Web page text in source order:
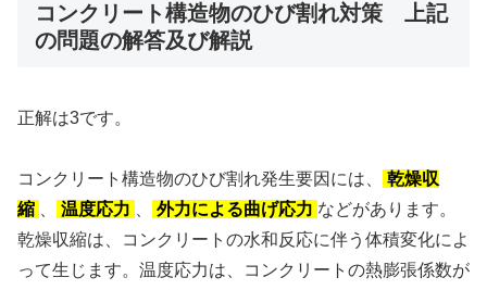
コンクリート構造物のひび割れ対策 上記
の問題の解答及び解説
正解は3です。
コンクリート構造物のひび割れ発生要因には、
乾燥収
縮 、 温度応力 、 外力による曲げ応力 などがあります。
乾燥収縮は、コンクリートの水和反応に伴う体積変化によ
って生じます。温度応力は、コンクリートの熱膨張係数が